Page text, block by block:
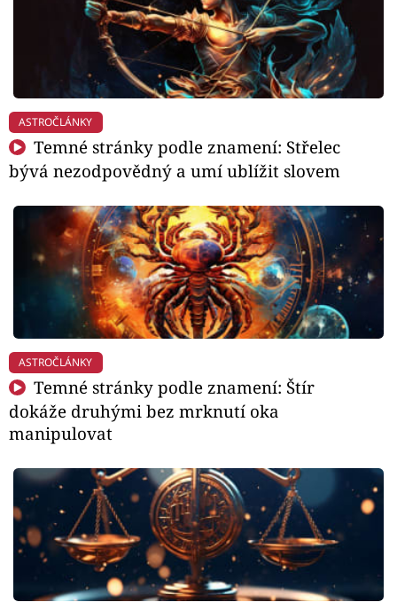
ASTROČLÁNKY
Temné stránky podle znamení: Střelec
bývá nezodpovědný a umí ublížit slovem
ASTROČLÁNKY
Temné stránky podle znamení: Štír
dokáže druhými bez mrknutí oka
manipulovat